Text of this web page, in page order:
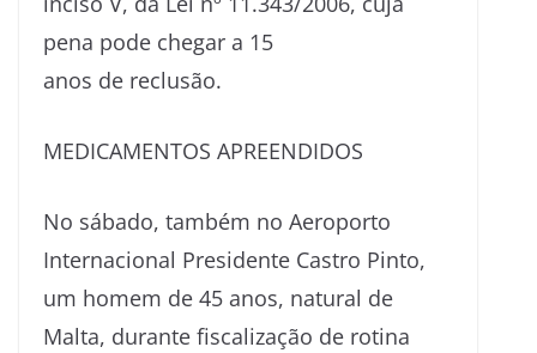
pena pode chegar a 15
anos de reclusão.
MEDICAMENTOS APREENDIDOS
No sábado, também no Aeroporto
Internacional Presidente Castro Pinto,
um homem de 45 anos, natural de
Malta, durante fiscalização de rotina